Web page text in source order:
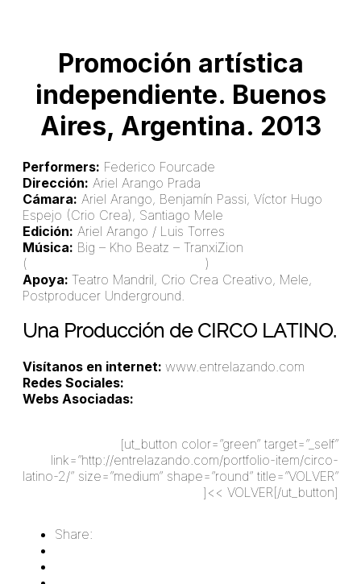
Promoción artística
independiente. Buenos
Aires, Argentina. 2013
Performers: Federico Fourcade
Dirección: Ariel Arango Prada
Cámara: Ariel Arango, Benjamín Passi, Víctor Hugo
Espejo (Crio Crea), Santiago Mele
Edición: Ariel Arango / Luis Torres
Música: Big – Kho Beatz – TranxiZion
(
)
Apoya: Teatro Mandril, Crio Crea Creativo, Mele,
Postproducer Underground.
Una Producción de CIRCO LATINO.
Visítanos en internet: www.entrelazando.com
Redes Sociales:
Webs Asociadas:
[ut_button color=”green” target=”_self”
link=”http://entrelazando.com/portfolio-item/circo-
latino-2/” size=”medium” shape=”round” title=”VOLVER”
]<< VOLVER[/ut_button]
Share: